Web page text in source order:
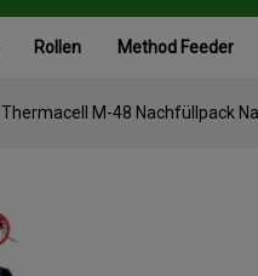
Rollen Method Feeder
Thermacell M-48 Nachfüllpack